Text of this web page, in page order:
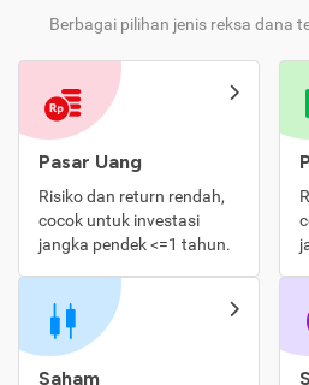
Berbagai pilihan jenis reksa dana
Pasar Uang
Risiko dan return rendah,
cocok untuk investasi
jangka pendek <=1 tahun.
Saham